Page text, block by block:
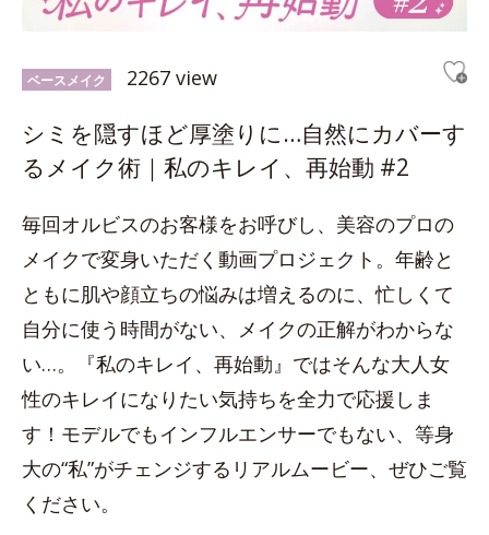
ベースメイク 2267 view
シミを隠すほど厚塗りに…自然にカバーす
るメイク術｜私のキレイ、再始動 #2
毎回オルビスのお客様をお呼びし、美容のプロの
メイクで変身いただく動画プロジェクト。年齢と
ともに肌や顔立ちの悩みは増えるのに、忙しくて
自分に使う時間がない、メイクの正解がわからな
い…。『私のキレイ、再始動』ではそんな大人女
性のキレイになりたい気持ちを全力で応援しま
す！モデルでもインフルエンサーでもない、等身
大の“私”がチェンジするリアルムービー、ぜひご覧
ください。